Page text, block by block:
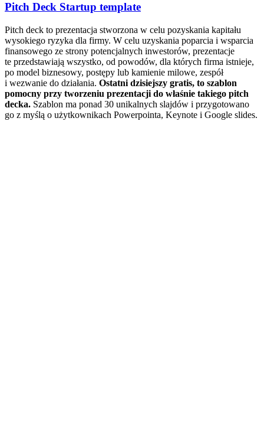
Pitch Deck Startup template
Pitch deck to prezentacja stworzona w celu pozyskania kapitału
wysokiego ryzyka dla firmy. W celu uzyskania poparcia i wsparcia
finansowego ze strony potencjalnych inwestorów, prezentacje
te przedstawiają wszystko, od powodów, dla których firma istnieje,
po model biznesowy, postępy lub kamienie milowe, zespół
i wezwanie do działania. Ostatni dzisiejszy gratis, to szablon
pomocny przy tworzeniu prezentacji do właśnie takiego pitch
decka. Szablon ma ponad 30 unikalnych slajdów i przygotowano
go z myślą o użytkownikach Powerpointa, Keynote i Google slides.